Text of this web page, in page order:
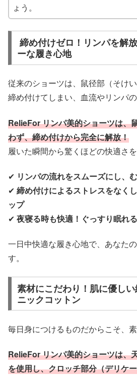
ょう。
締め付けゼロ！リンパを解
ーな履き心地
従来のショーツは、鼠径部（そけ
締め付けてしまい、血流やリンパ
RelieFor リンパ美的ショーツは、
わず、締め付けから完全に解放！
履いた瞬間から驚くほどの快適さを
✔ リンパの流れをスムーズにし、
✔ 締め付けによるストレスをなく
ップ
✔ 夜寝る時も快適！ぐっすり眠れる
一日中快適な履き心地で、あなた
す。
素材にこだわり！肌に優し
ニックコットン
毎日身につけるものだからこそ、
RelieFor リンパ美的ショーツは、
を使用し、クロッチ部分（デリケ